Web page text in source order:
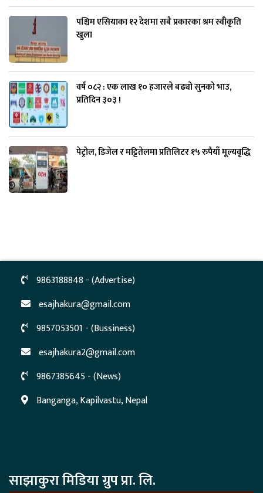
पश्चिम एसियाका १२ देशमा सबै प्रकारका श्रम स्वीकृति
खुला
वर्ष ०८२ : एक लाख १० हजारले बढ्यो सुनको भाउ,
प्रतिदिन ३०३ !
पेट्रोल, डिजेल र मट्टितेलमा प्रतिलिटर १५ रुपैयाँ मूल्यवृद्धि
9863188848 - (Advertise)
esajhakura@gmail.com
9857053501 - (Bussiness)
esajhakura2@gmail.com
9867385645 - (News)
Banganga, Kapilvastu, Nepal
साझाकुरा मिडिया ग्रुप प्रा. लि.